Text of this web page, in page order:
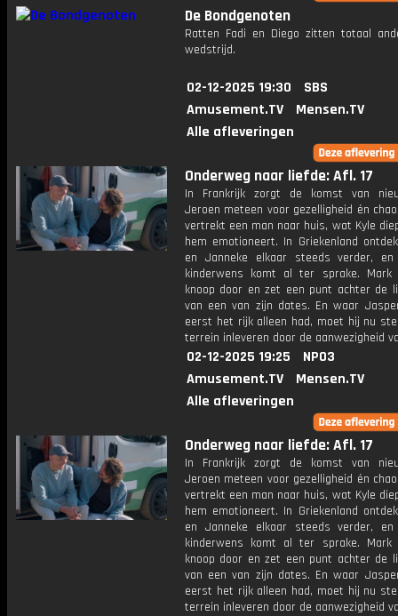
De Bondgenoten
Ratten Fadi en Diego zitten totaal
wedstrijd.
02-12-2025 19:30
SBS
Amusement.TV
Mensen.TV
Alle afleveringen
Onderweg naar liefde: Afl. 17
In Frankrijk zorgt de komst van
Jeroen meteen voor gezelligheid én
vertrekt een man naar huis, wat Kyle
hem emotioneert. In Griekenland
en Janneke elkaar steeds verder,
kinderwens komt al ter sprake. Mark
knoop door en zet een punt achter de
van een van zijn dates. En waar
eerst het rijk alleen had, moet hij nu
terrein inleveren door de aanwezigheid
02-12-2025 19:25
NPO3
Amusement.TV
Mensen.TV
Alle afleveringen
Onderweg naar liefde: Afl. 17
In Frankrijk zorgt de komst van
Jeroen meteen voor gezelligheid én
vertrekt een man naar huis, wat Kyle
hem emotioneert. In Griekenland
en Janneke elkaar steeds verder,
kinderwens komt al ter sprake. Mark
knoop door en zet een punt achter de
van een van zijn dates. En waar
eerst het rijk alleen had, moet hij nu
terrein inleveren door de aanwezigheid